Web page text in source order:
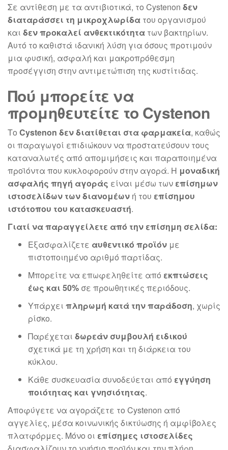
Σε αντίθεση με τα αντιβιοτικά, το Cystenon δεν
διαταράσσει τη μικροχλωρίδα του οργανισμού
και δεν προκαλεί ανθεκτικότητα των βακτηρίων.
Αυτό το καθιστά ιδανική λύση για όσους προτιμούν
μια φυσική, ασφαλή και μακροπρόθεσμη
προσέγγιση στην αντιμετώπιση της κυστίτιδας.
Πού μπορείτε να
προμηθευτείτε το Cystenon
Το Cystenon δεν διατίθεται στα φαρμακεία, καθώς
οι παραγωγοί επιδιώκουν να προστατεύσουν τους
καταναλωτές από απομιμήσεις και παραποιημένα
προϊόντα που κυκλοφορούν στην αγορά. Η μοναδική
ασφαλής πηγή αγοράς είναι μέσω των επίσημων
ιστοσελίδων των διανομέων ή του επίσημου
ιστότοπου του κατασκευαστή.
Γιατί να παραγγείλετε από την επίσημη σελίδα:
Εξασφαλίζετε αυθεντικό προϊόν με
πιστοποιημένο αριθμό παρτίδας.
Μπορείτε να επωφεληθείτε από εκπτώσεις
έως και 50% σε προωθητικές περιόδους.
Υπάρχει πληρωμή κατά την παράδοση, χωρίς
ρίσκο.
Παρέχεται δωρεάν συμβουλή ειδικού
σχετικά με τη χρήση και τη διάρκεια του
κύκλου.
Κάθε συσκευασία συνοδεύεται από εγγύηση
ποιότητας και γνησιότητας.
Αποφύγετε να αγοράζετε το Cystenon από
αγγελίες, μέσα κοινωνικής δικτύωσης ή αμφίβολες
πλατφόρμες. Μόνο οι επίσημες ιστοσελίδες